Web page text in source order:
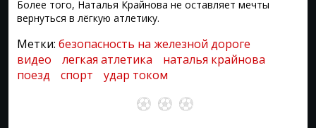
Более того, Наталья Крайнова не оставляет мечты
вернуться в лёгкую атлетику.
Метки: безопасность на железной дороге
видео
легкая атлетика
наталья крайнова
поезд
спорт удар током